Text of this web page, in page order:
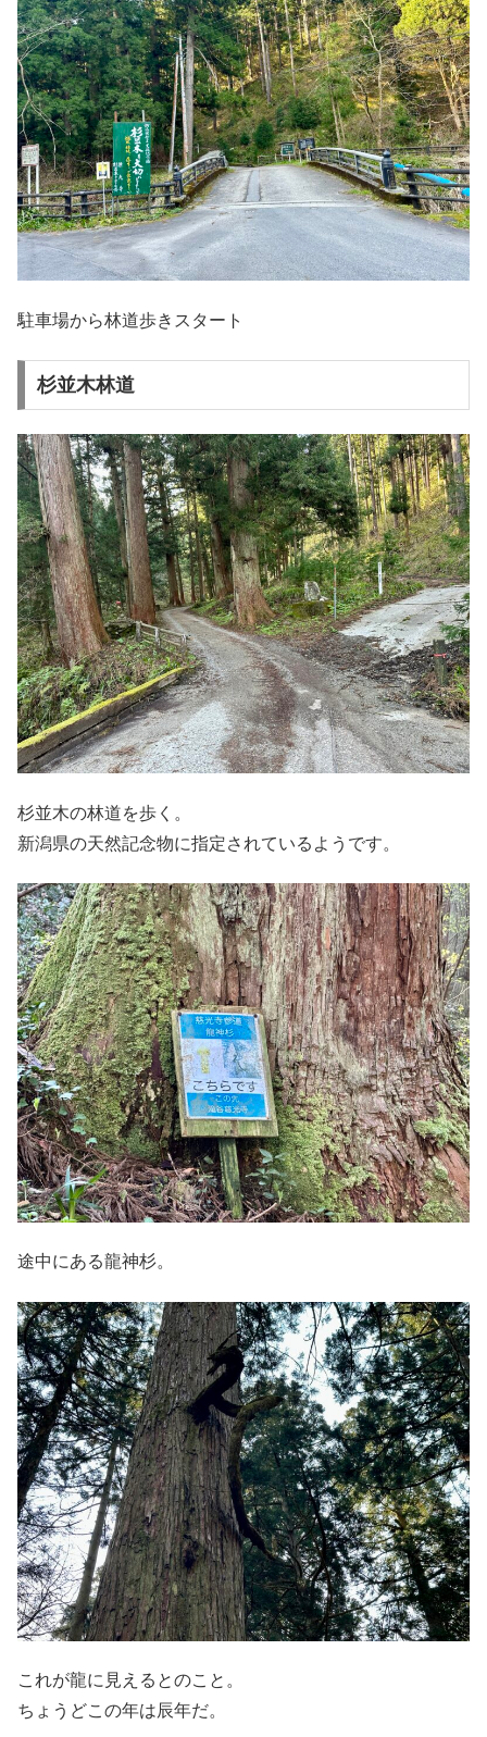
駐車場から林道歩きスタート
杉並木林道
杉並木の林道を歩く。
新潟県の天然記念物に指定されているようです。
途中にある龍神杉。
これが龍に見えるとのこと。
ちょうどこの年は辰年だ。